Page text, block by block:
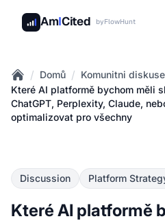
AmICited byFlowHunt
Home
/ Domů / Komunitni diskuse
Které AI platformě bychom měli
ChatGPT, Perplexity, Claude,
optimalizovat pro všechny
Discussion Platform
Které AI platformě